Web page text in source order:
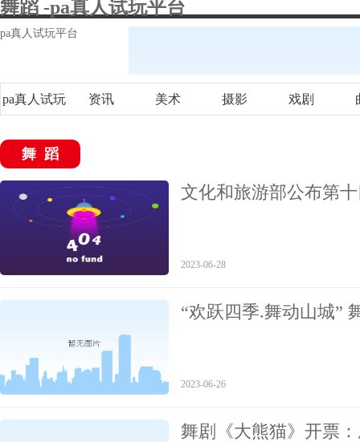
舞蹈 -pa真人试玩平台
pa真人试玩平台
pa真人试玩 资讯 美术 摄影 戏剧
舞蹈
文化和旅游部公布第
2023-06-28
“欢跃四季.舞动山城”
2023-06-26
舞剧《大熊猫》开票